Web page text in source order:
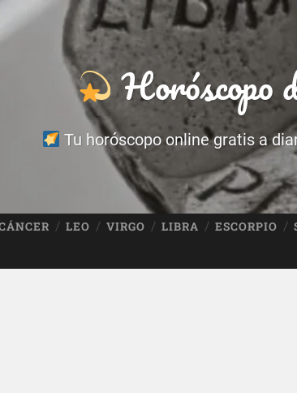
Horóscopo
Tu horóscopo online gratis a
LEO VIRGO LIBRA ESCORPIO